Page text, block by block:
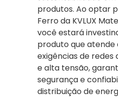
produtos. Ao optar
Ferro da KVLUX
você estará
produto que atende
exigências de redes
e alta tensão,
segurança e
distribuição de